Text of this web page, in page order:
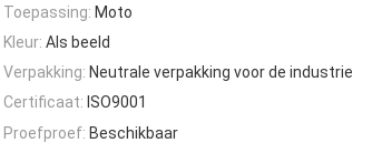
Toepassing: Moto
Kleur: Als beeld
Verpakking: Neutrale verpakking voor de industrie
Certificaat: ISO9001
Proefproef: Beschikbaar